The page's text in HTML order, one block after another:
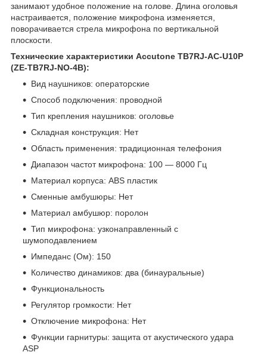
занимают удобное положение на голове. Длина оголовья
настраивается, положение микрофона изменяется,
поворачивается стрела микрофона по вертикальной
плоскости.
Технические характеристики Accutone TB7RJ-AC-U10P
(ZE-TB7RJ-NO-4B):
Вид наушников: операторские
Способ подключения: проводной
Тип крепления наушников: оголовье
Складная конструкция: Нет
Область применения: традиционная телефония
Диапазон частот микрофона: 100 — 8000 Гц
Материал корпуса: ABS пластик
Сменные амбушюры: Нет
Материал амбушюр: поролон
Тип микрофона: узконаправленный с
шумоподавлением
Импеданс (Ом): 150
Количество динамиков: два (бинауральные)
Функциональность
Регулятор громкости: Нет
Отключение микрофона: Нет
Функции гарнитуры: защита от акустического удара
ASP